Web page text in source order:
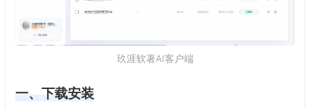
玖涯软著AI客户端
一、下载安装